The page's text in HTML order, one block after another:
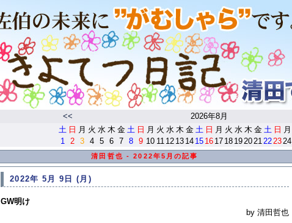
<< 2026年8月
土 日 月 火 水 木 金 土 日 月 火 水 木 金 土 日 月 火 水 木 金 土 日 月
1
2 3 4 5 6 7 8 9 10 11 12 13 14 15 16 17 18 192021222324
清田哲也 - 2022年5月の記事
2022年 5月 9日 (月)
GW明け
by 清田哲也